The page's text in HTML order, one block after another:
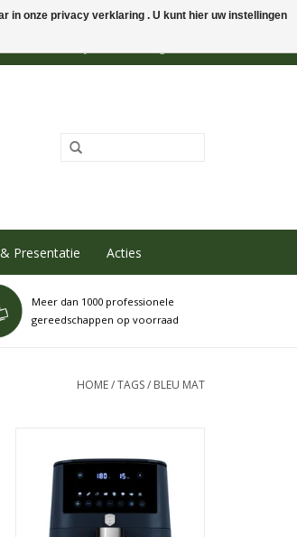
Presentatie Acties
Meer dan 1000 professionele
gereedschappen op voorraad
HOME/TAGS/ BLEU MAT
TOEVOEGEN AAN WINKELWAGEN
in onze privacy verklaring . U kunt hier uw instellingen